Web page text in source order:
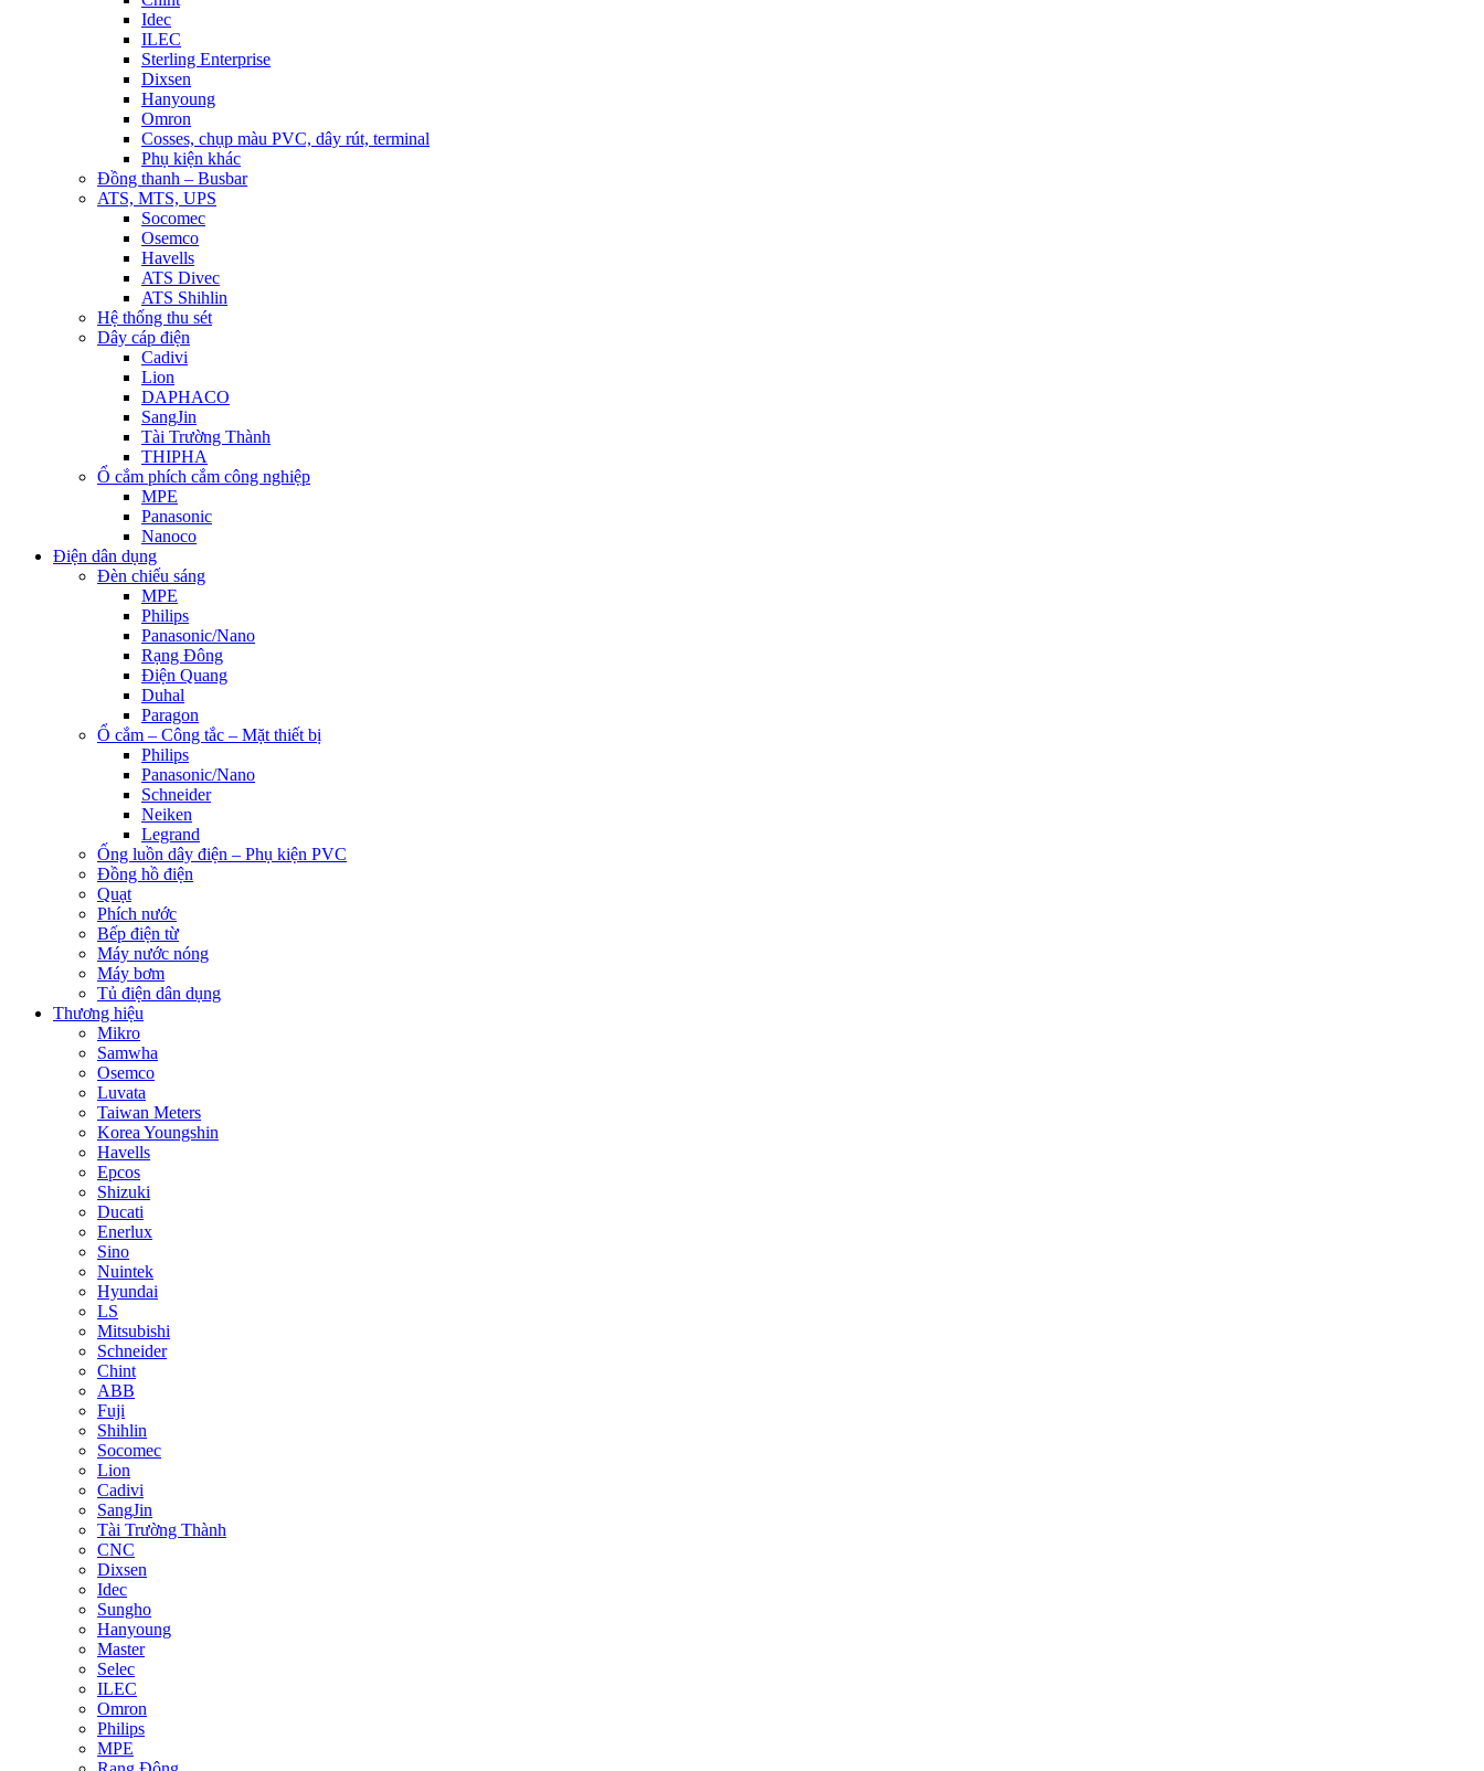
Idec
ILEC
Sterling Enterprise
Dixsen
Hanyoung
Omron
Cosses, chụp màu PVC, dây rút, terminal
Phụ kiện khác
Đồng thanh – Busbar
ATS, MTS, UPS
Socomec
Osemco
Havells
ATS Divec
ATS Shihlin
Hệ thống thu sét
Dây cáp điện
Cadivi
Lion
DAPHACO
SangJin
Tài Trường Thành
THIPHA
Ổ cắm phích cắm công nghiệp
MPE
Panasonic
Nanoco
Điện dân dụng
Đèn chiếu sáng
MPE
Philips
Panasonic/Nano
Rạng Đông
Điện Quang
Duhal
Paragon
Ổ cắm – Công tắc – Mặt thiết bị
Philips
Panasonic/Nano
Schneider
Neiken
Legrand
Ống luồn dây điện – Phụ kiện PVC
Đồng hồ điện
Quạt
Phích nước
Bếp điện từ
Máy nước nóng
Máy bơm
Tủ điện dân dụng
Thương hiệu
Mikro
Samwha
Osemco
Luvata
Taiwan Meters
Korea Youngshin
Havells
Epcos
Shizuki
Ducati
Enerlux
Sino
Nuintek
Hyundai
LS
Mitsubishi
Schneider
Chint
ABB
Fuji
Shihlin
Socomec
Lion
Cadivi
SangJin
Tài Trường Thành
CNC
Dixsen
Idec
Sungho
Hanyoung
Master
Selec
ILEC
Omron
Philips
MPE